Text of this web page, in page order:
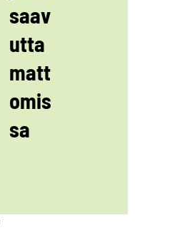
saav
utta
matt
omis
sa